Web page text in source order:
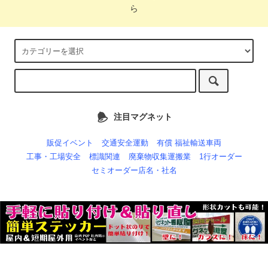
ら
注目マグネット
販促イベント 交通安全運動
有償 福祉輸送車両
工事・工場安全
標識関連 廃棄物収集運搬業
1行オーダー
セミオーダー店名・社名